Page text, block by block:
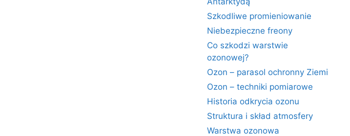
Szkodliwe promieniowanie
Niebezpieczne freony
Co szkodzi warstwie
ozonowej?
Ozon – parasol ochronny Ziemi
Ozon – techniki pomiarowe
Historia odkrycia ozonu
Struktura i skład atmosfery
Warstwa ozonowa